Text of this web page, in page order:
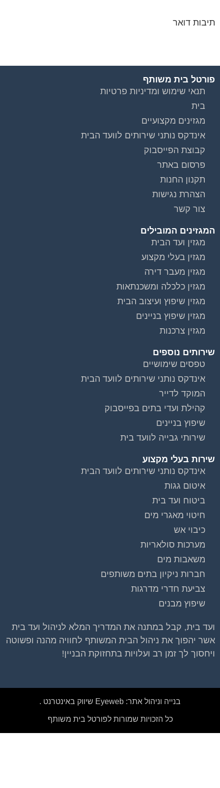
תיבות דואר
פורטל בית משותף
תנאי שימוש ומדיניות פרטיות
בית
מגזינים מקצועיים
אינדקס נותני שירותים לוועד הבית
קבוצת הפייסבוק
פרסום באתר
תקנון החנות
הצהרת נגישות
צור קשר
המגזינים המובילים
מגזין ועד הבית
מגזין בעלי מקצוע
מגזין מעבר דירה
מגזין כלכלה ומשכנתאות
מגזין שיפוץ ועיצוב הבית
מגזין שיפוץ בניינים
מגזין צרכנות
שירותים נוספים
טפסים שימושיים
אינדקס נותני שירותים לוועד הבית
המוקד לדייר
קהילת ועדי בתים בפייסבוק
שיפוץ בניינים
שירותי גבייה לוועד בית
שירות בעלי מקצוע
אינדקס נותני שירותים לוועד הבית
איטום גגות
ביטוח ועד בית
חיטוי מאגרי מים
כיבוי אש
מערכות סולאריות
משאבות מים
חברות ניקיון בתים משותפים
צביעת חדרי מדרגות
שיפוץ מבנים
ועד בית, קבל במתנה את המדריך המלא לניהול ועד בית
אשר יהפוך את ניהול הבית המשותף לחוויה מהנה ופשוטה
ויחסוך לך זמן רב ועלויות בתחזוקת הבניין!
בנייה וניהול אתר: Eyeweb שיווק באינטרנט .
כל הזכויות שמורות לפורטל בית משותף